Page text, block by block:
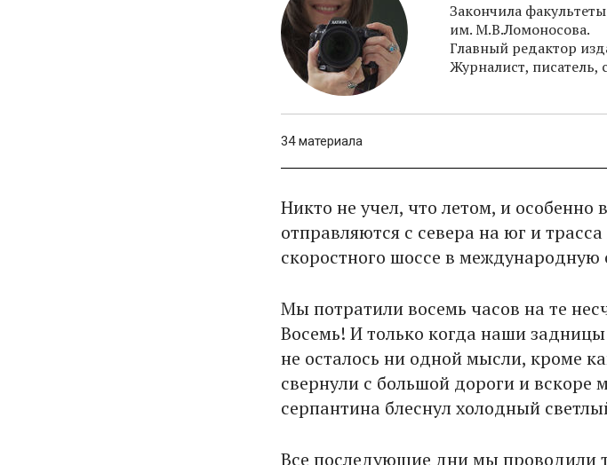
Закончила
им. М.В.Ломоносова.
Главный редактор
Журналист, писатель,
34 материала
Никто не учел, что летом, и особенно
отправляются с севера на юг и
скоростного шоссе в международную
Мы потратили восемь часов на те
Восемь! И только когда наши
не осталось ни одной мысли, кроме
свернули с большой дороги и
серпантина блеснул холодный
Все последующие дни мы проводили